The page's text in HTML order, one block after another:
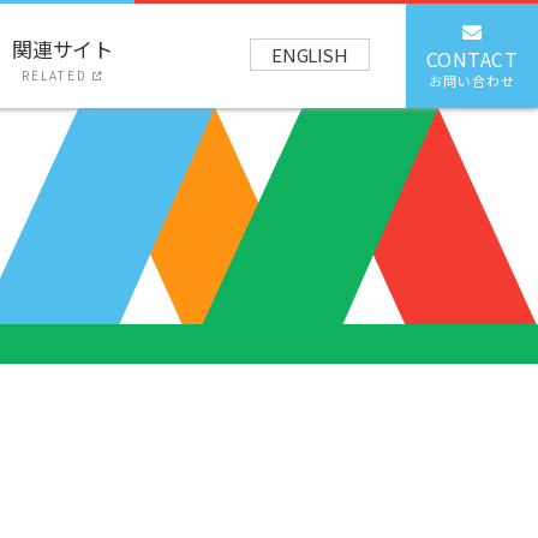
関連サイト
RELATED
ENGLISH CONTACT
お問い合わせ